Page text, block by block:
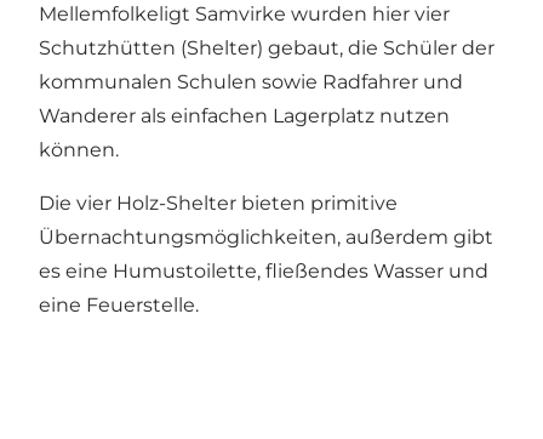
Mellemfolkeligt Samvirke wurden hier vier
Schutzhütten (Shelter) gebaut, die Schüler der
kommunalen Schulen sowie Radfahrer und
Wanderer als einfachen Lagerplatz nutzen
können.
Die vier Holz-Shelter bieten primitive
Übernachtungsmöglichkeiten, außerdem gibt
es eine Humustoilette, fließendes Wasser und
eine Feuerstelle.